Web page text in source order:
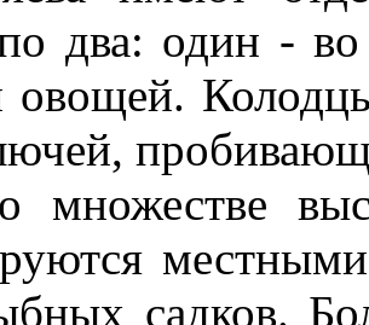
два: один - во
овощей.
множестве
садков.